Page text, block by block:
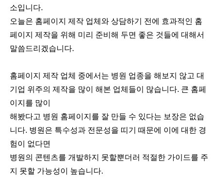
소입니다.
오늘은 홈페이지 제작 업체와 상담하기 전에 효과적인 홈
페이지 제작을 위해 미리 준비해 두면 좋은 것들에 대해서
말씀드리겠습니다.
홈페이지 제작 업체 중에서는 병원 업종을 해보지 않고 대
기업 위주의 제작을 많이 해본 업체들이 많습니다. 큰 홈페
이지를 많이
해봤다고 병원 홈페이지를 잘 만들 수 있다는 보장은 없습
니다. 병원은 특수성과 전문성을 띠기 때문에 이에 대한 경
험이 없다면
병원의 콘텐츠를 개발하지 못할뿐더러 적절한 가이드를 주
지 못할 가능성이 높습니다.